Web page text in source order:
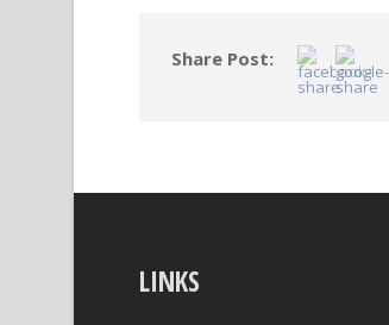
Share Post:
LINKS